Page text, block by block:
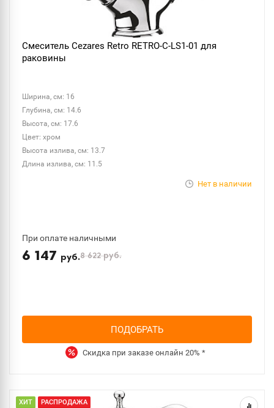
Смеситель Cezares Retro RETRO-C-LS1-01 для
раковины
Ширина, см: 16
Глубина, см: 14.6
Высота, см: 17.6
Цвет: хром
Высота излива, см: 13.7
Длина излива, см: 11.5
Нет в наличии
При оплате наличными
6 147 руб.8 622руб.
ПОДОБРАТЬ
Скидка при заказе онлайн 20% *
ХИТ РАСПРОДАЖА